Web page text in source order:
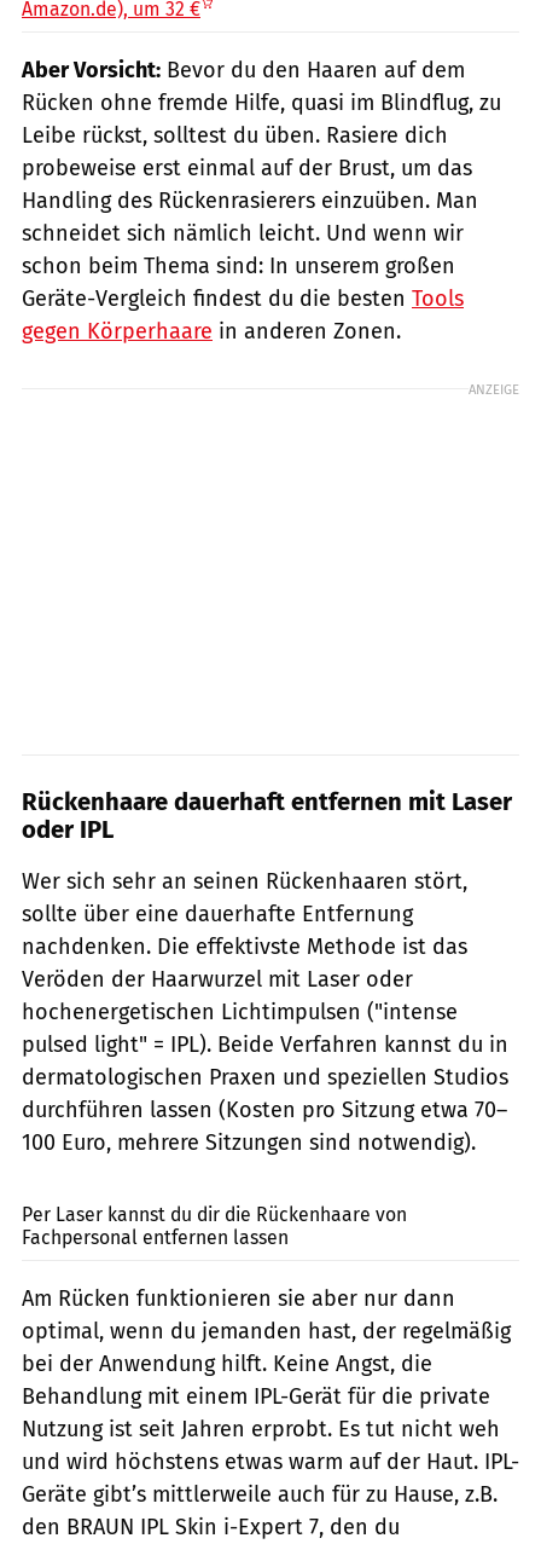
Amazon.de), um 32 €
Aber Vorsicht: Bevor du den Haaren auf dem
Rücken ohne fremde Hilfe, quasi im Blindflug, zu
Leibe rückst, solltest du üben. Rasiere dich
probeweise erst einmal auf der Brust, um das
Handling des Rückenrasierers einzuüben. Man
schneidet sich nämlich leicht. Und wenn wir
schon beim Thema sind: In unserem großen
Geräte-Vergleich findest du die besten Tools
gegen Körperhaare in anderen Zonen.
ANZEIGE
Rückenhaare dauerhaft entfernen mit Laser
oder IPL
Wer sich sehr an seinen Rückenhaaren stört,
sollte über eine dauerhafte Entfernung
nachdenken. Die effektivste Methode ist das
Veröden der Haarwurzel mit Laser oder
hochenergetischen Lichtimpulsen ("intense
pulsed light" = IPL). Beide Verfahren kannst du in
dermatologischen Praxen und speziellen Studios
durchführen lassen (Kosten pro Sitzung etwa 70–
100 Euro, mehrere Sitzungen sind notwendig).
Per Laser kannst du dir die Rückenhaare von
Fachpersonal entfernen lassen
Am Rücken funktionieren sie aber nur dann
optimal, wenn du jemanden hast, der regelmäßig
bei der Anwendung hilft. Keine Angst, die
Behandlung mit einem IPL-Gerät für die private
Nutzung ist seit Jahren erprobt. Es tut nicht weh
und wird höchstens etwas warm auf der Haut. IPL-
Geräte gibt’s mittlerweile auch für zu Hause, z.B.
den BRAUN IPL Skin i-Expert 7, den du